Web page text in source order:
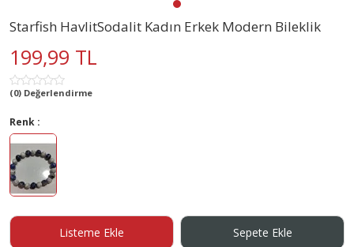
Starfish HavlitSodalit Kadın Erkek Modern Bileklik
199,99 TL
(0) Değerlendirme
Renk :
Listeme Ekle Sepete Ekle